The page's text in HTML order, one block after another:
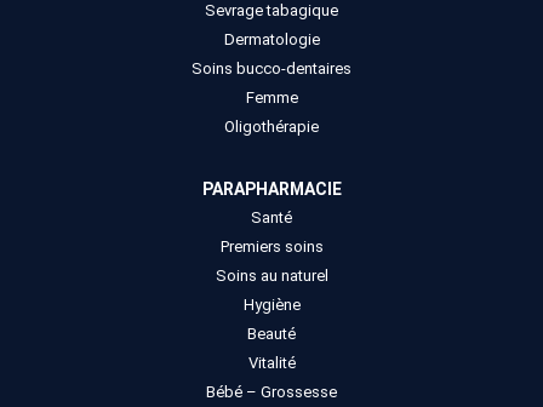
Sevrage tabagique
Dermatologie
Soins bucco-dentaires
Femme
Oligothérapie
PARAPHARMACIE
Santé
Premiers soins
Soins au naturel
Hygiène
Beauté
Vitalité
Bébé – Grossesse